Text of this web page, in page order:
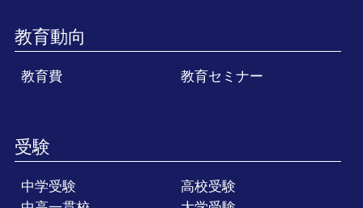
教育動向
教育費 教育セミナー
受験
中学受験
高校受験